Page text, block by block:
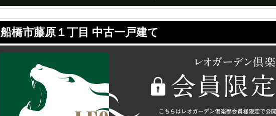
船橋市藤原１丁目 中古一戸建て